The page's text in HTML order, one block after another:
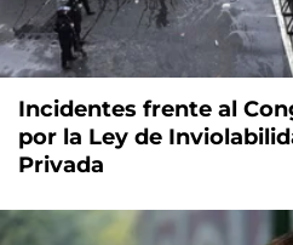
Incidentes frente al
por la Ley de
Privada